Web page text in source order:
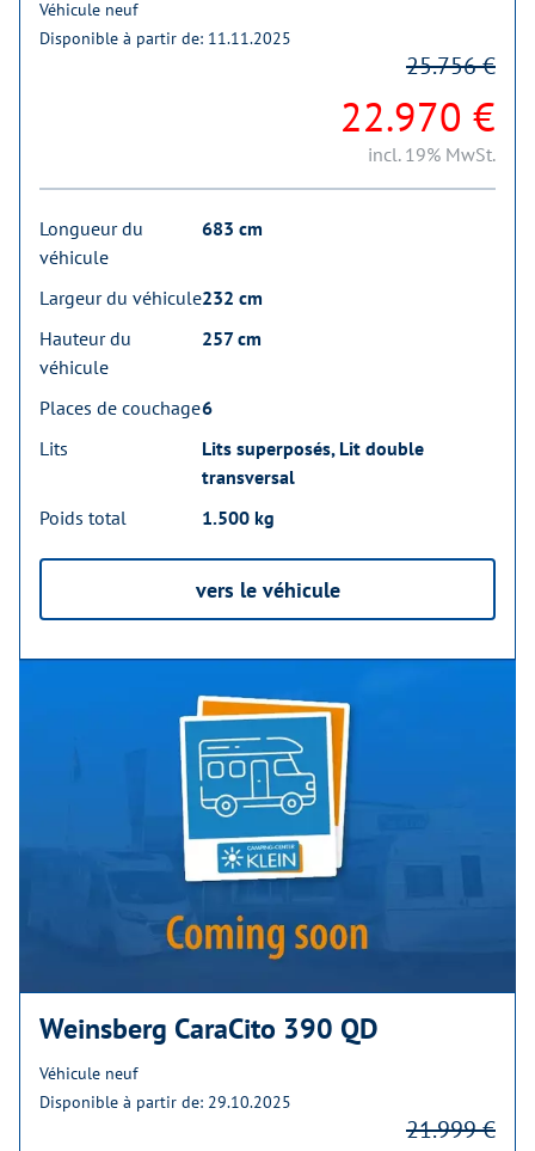
Véhicule neuf
Disponible à partir de: 11.11.2025
22.970 €
25.756 €
incl. 19% MwSt.
Longueur du
véhicule
683 cm
Largeur du véhicule232 cm
Hauteur du
véhicule
257 cm
Places de couchage6
Lits
Lits superposés, Lit double
transversal
Poids total
1.500 kg
vers le véhicule
Weinsberg CaraCito 390 QD
Véhicule neuf
Disponible à partir de: 29.10.2025
21.999 €